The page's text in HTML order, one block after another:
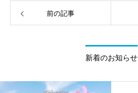
院長のコラム
（DORA）について
前の記事
新着のお知らせ